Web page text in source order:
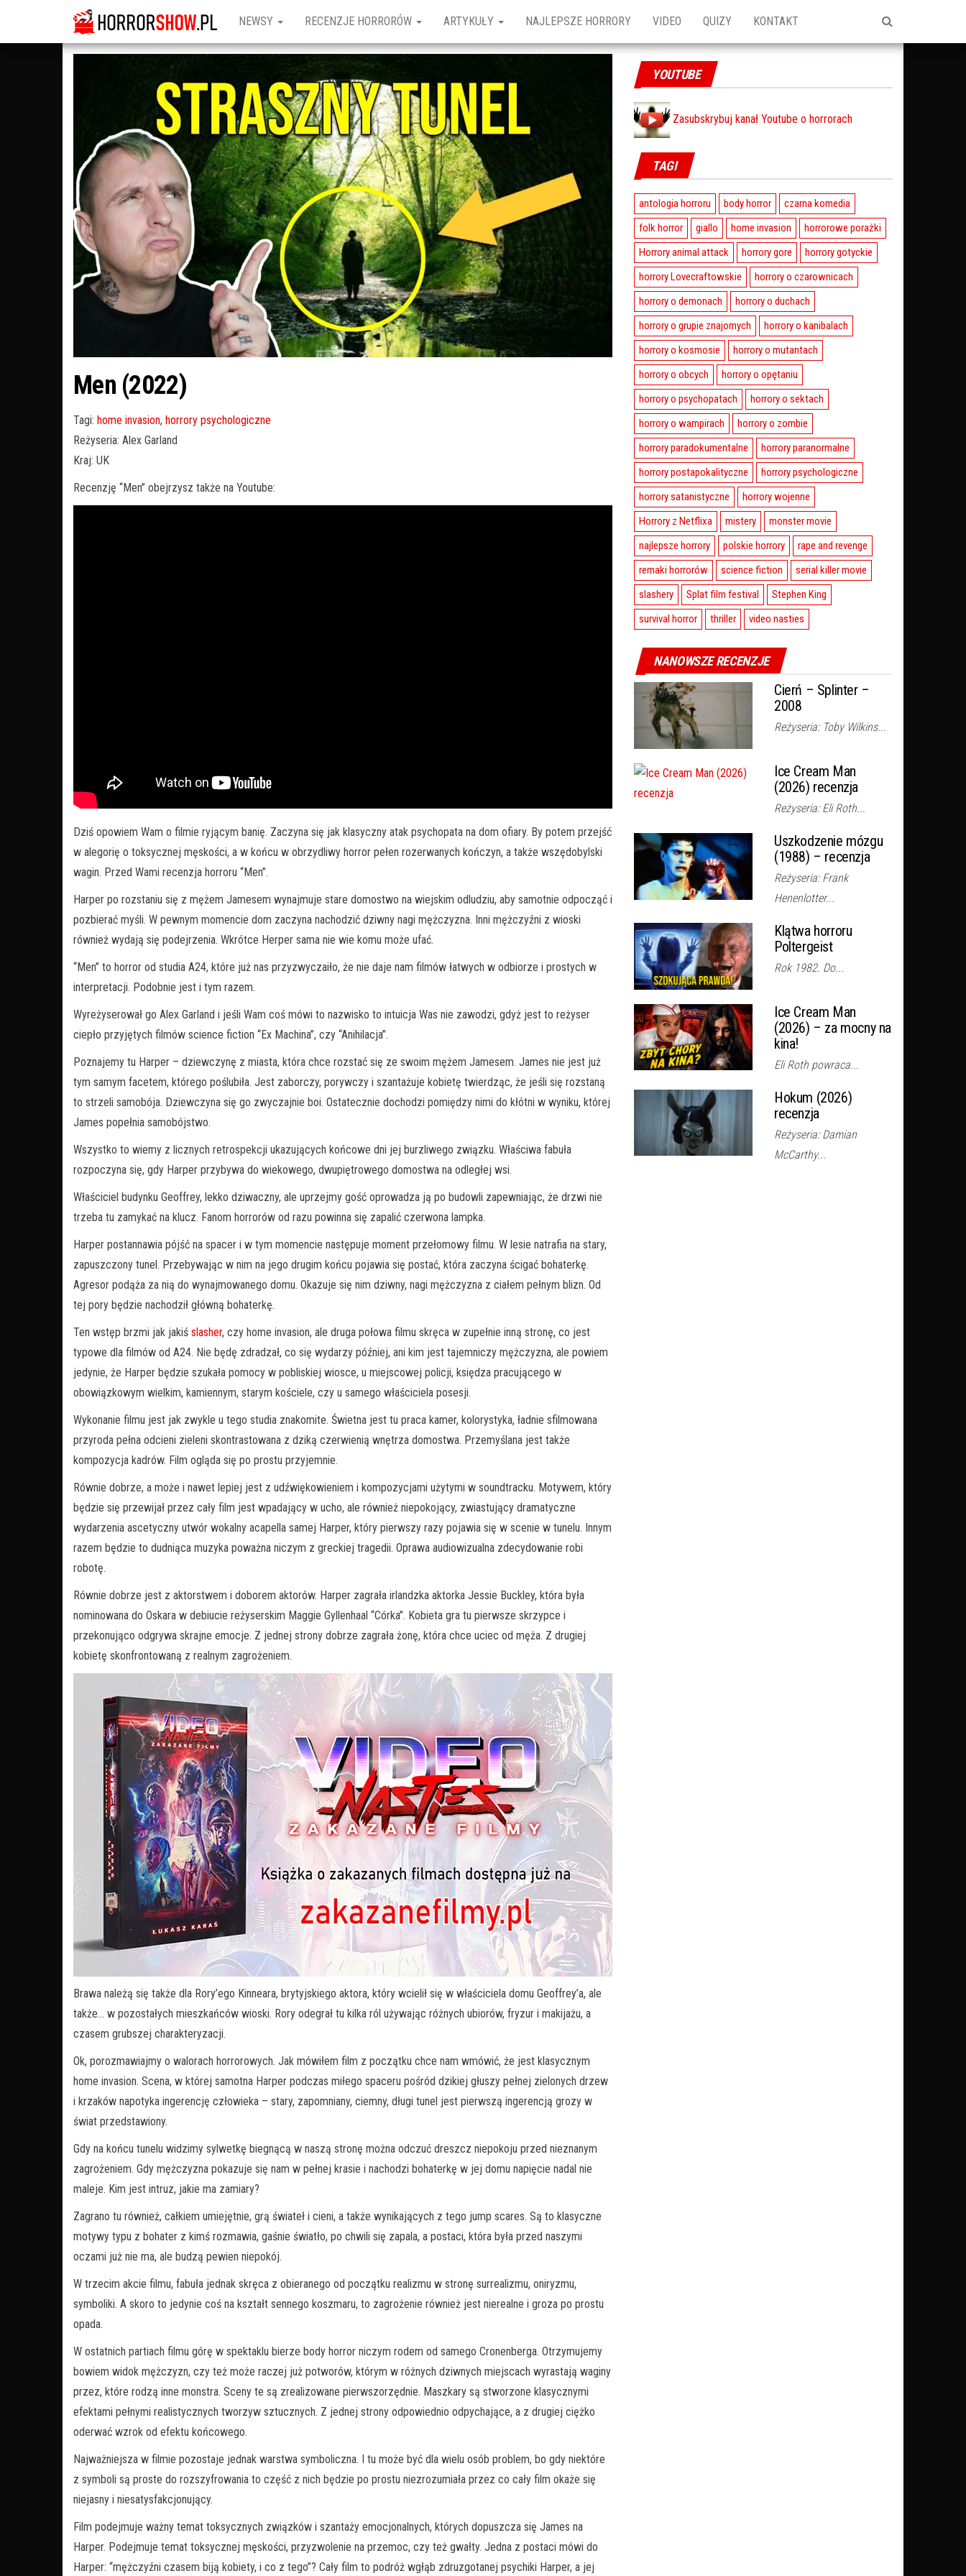
NEWSY RECENZJE HORRORÓW ARTYKUŁY NAJLEPSZE HORRORY VIDEO QUIZY KONTAKT
Men (2022)
Tagi: home invasion, horrory psychologiczne
Reżyseria: Alex Garland
Kraj: UK
Recenzję “Men” obejrzysz także na Youtube:
Dziś opowiem Wam o filmie ryjącym banię. Zaczyna się jak klasyczny atak psychopata na dom ofiary. By potem przejść
w alegorię o toksycznej męskości, a w końcu w obrzydliwy horror pełen rozerwanych kończyn, a także wszędobylski
wagin. Przed Wami recenzja horroru “Men”.
Harper po rozstaniu się z mężem Jamesem wynajmuje stare domostwo na wiejskim odludziu, aby samotnie odpocząć i
pozbierać myśli. W pewnym momencie dom zaczyna nachodzić dziwny nagi mężczyzna. Inni mężczyźni z wioski
również wydają się podejrzenia. Wkrótce Herper sama nie wie komu może ufać.
“Men” to horror od studia A24, które już nas przyzwyczaiło, że nie daje nam filmów łatwych w odbiorze i prostych w
interpretacji. Podobnie jest i tym razem.
Wyreżyserował go Alex Garland i jeśli Wam coś mówi to nazwisko to intuicja Was nie zawodzi, gdyż jest to reżyser
ciepło przyjętych filmów science fiction “Ex Machina”, czy “Anihilacja”.
Poznajemy tu Harper – dziewczynę z miasta, która chce rozstać się ze swoim mężem Jamesem. James nie jest już
tym samym facetem, którego poślubiła. Jest zaborczy, porywczy i szantażuje kobietę twierdząc, że jeśli się rozstaną
to strzeli samobója. Dziewczyna się go zwyczajnie boi. Ostatecznie dochodzi pomiędzy nimi do kłótni w wyniku, której
James popełnia samobójstwo.
Wszystko to wiemy z licznych retrospekcji ukazujących końcowe dni jej burzliwego związku. Właściwa fabuła
rozpoczyna się, gdy Harper przybywa do wiekowego, dwupiętrowego domostwa na odległej wsi.
Właściciel budynku Geoffrey, lekko dziwaczny, ale uprzejmy gość oprowadza ją po budowli zapewniając, że drzwi nie
trzeba tu zamykać na klucz. Fanom horrorów od razu powinna się zapalić czerwona lampka.
Harper postannawia pójść na spacer i w tym momencie następuje moment przełomowy filmu. W lesie natrafia na stary,
zapuszczony tunel. Przebywając w nim na jego drugim końcu pojawia się postać, która zaczyna ścigać bohaterkę.
Agresor podąża za nią do wynajmowanego domu. Okazuje się nim dziwny, nagi mężczyzna z ciałem pełnym blizn. Od
tej pory będzie nachodził główną bohaterkę.
Ten wstęp brzmi jak jakiś slasher, czy home invasion, ale druga połowa filmu skręca w zupełnie inną stronę, co jest
typowe dla filmów od A24. Nie będę zdradzał, co się wydarzy później, ani kim jest tajemniczy mężczyzna, ale powiem
jedynie, że Harper będzie szukała pomocy w pobliskiej wiosce, u miejscowej policji, księdza pracującego w
obowiązkowym wielkim, kamiennym, starym kościele, czy u samego właściciela posesji.
Wykonanie filmu jest jak zwykle u tego studia znakomite. Świetna jest tu praca kamer, kolorystyka, ładnie sfilmowana
przyroda pełna odcieni zieleni skontrastowana z dziką czerwienią wnętrza domostwa. Przemyślana jest także
kompozycja kadrów. Film ogląda się po prostu przyjemnie.
Równie dobrze, a może i nawet lepiej jest z udźwiękowieniem i kompozycjami użytymi w soundtracku. Motywem, który
będzie się przewijał przez cały film jest wpadający w ucho, ale również niepokojący, zwiastujący dramatyczne
wydarzenia ascetyczny utwór wokalny acapella samej Harper, który pierwszy razy pojawia się w scenie w tunelu. Innym
razem będzie to dudniąca muzyka poważna niczym z greckiej tragedii. Oprawa audiowizualna zdecydowanie robi
robotę.
Równie dobrze jest z aktorstwem i doborem aktorów. Harper zagrała irlandzka aktorka Jessie Buckley, która była
nominowana do Oskara w debiucie reżyserskim Maggie Gyllenhaal “Córka”. Kobieta gra tu pierwsze skrzypce i
przekonująco odgrywa skrajne emocje. Z jednej strony dobrze zagrała żonę, która chce uciec od męża. Z drugiej
kobietę skonfrontowaną z realnym zagrożeniem.
Brawa należą się także dla Rory’ego Kinneara, brytyjskiego aktora, który wcielił się w właściciela domu Geoffrey’a, ale
także… w pozostałych mieszkańców wioski. Rory odegrał tu kilka ról używając różnych ubiorów, fryzur i makijażu, a
czasem grubszej charakteryzacji.
Ok, porozmawiajmy o walorach horrorowych. Jak mówiłem film z początku chce nam wmówić, że jest klasycznym
home invasion. Scena, w której samotna Harper podczas miłego spaceru pośród dzikiej głuszy pełnej zielonych drzew
i krzaków napotyka ingerencję człowieka – stary, zapomniany, ciemny, długi tunel jest pierwszą ingerencją grozy w
świat przedstawiony.
Gdy na końcu tunelu widzimy sylwetkę biegnącą w naszą stronę można odczuć dreszcz niepokoju przed nieznanym
zagrożeniem. Gdy mężczyzna pokazuje się nam w pełnej krasie i nachodzi bohaterkę w jej domu napięcie nadal nie
maleje. Kim jest intruz, jakie ma zamiary?
Zagrano tu również, całkiem umiejętnie, grą świateł i cieni, a także wynikających z tego jump scares. Są to klasyczne
motywy typu z bohater z kimś rozmawia, gaśnie światło, po chwili się zapala, a postaci, która była przed naszymi
oczami już nie ma, ale budzą pewien niepokój.
W trzecim akcie filmu, fabuła jednak skręca z obieranego od początku realizmu w stronę surrealizmu, oniryzmu,
symboliki. A skoro to jedynie coś na kształt sennego koszmaru, to zagrożenie również jest nierealne i groza po prostu
opada.
W ostatnich partiach filmu górę w spektaklu bierze body horror niczym rodem od samego Cronenberga. Otrzymujemy
bowiem widok mężczyzn, czy też może raczej już potworów, którym w różnych dziwnych miejscach wyrastają waginy
przez, które rodzą inne monstra. Sceny te są zrealizowane pierwszorzędnie. Maszkary są stworzone klasycznymi
efektami pełnymi realistycznych tworzyw sztucznych. Z jednej strony odpowiednio odpychające, a z drugiej ciężko
oderwać wzrok od efektu końcowego.
Najważniejsza w filmie pozostaje jednak warstwa symboliczna. I tu może być dla wielu osób problem, bo gdy niektóre
z symboli są proste do rozszyfrowania to część z nich będzie po prostu niezrozumiała przez co cały film okaże się
niejasny i niesatysfakcjonujący.
Film podejmuje ważny temat toksycznych związków i szantaży emocjonalnych, których dopuszcza się James na
Harper. Podejmuje temat toksycznej męskości, przyzwolenie na przemoc, czy też gwałty. Jedna z postaci mówi do
Harper: “mężczyźni czasem biją kobiety, i co z tego”? Cały film to podróż wgłąb zdruzgotanej psychiki Harper, a jej
YOUTUBE
Zasubskrybuj kanał Youtube o horrorach
TAGI
antologia horroru body horror
czarna komedia
folk horror
giallo home invasion
horrorowe porażki
Horrory animal attack
horrory gore
horrory gotyckie
horrory Lovecraftowskie
horrory o czarownicach
horrory o demonach
horrory o duchach
horrory o grupie znajomych
horrory o kanibalach
horrory o kosmosie
horrory o mutantach
horrory o obcych
horrory o opętaniu
horrory o psychopatach
horrory o sektach
horrory o wampirach
horrory o zombie
horrory paradokumentalne
horrory paranormalne
horrory postapokalityczne
horrory psychologiczne
horrory satanistyczne
horrory wojenne
Horrory z Netflixa
mistery
monster movie
najlepsze horrory
polskie horrory
rape and revenge
remaki horrorów
science fiction
serial killer movie
slashery
Splat film festival
Stephen King
survival horror
thriller video nasties
NANOWSZE RECENZJE
Cierń – Splinter –
2008
Reżyseria: Toby Wilkins...
Ice Cream Man
(2026) recenzja
Reżyseria: Eli Roth...
Uszkodzenie mózgu
(1988) – recenzja
Reżyseria: Frank
Henenlotter...
Klątwa horroru
Poltergeist
Rok 1982. Do...
Ice Cream Man
(2026) – za mocny na
kina!
Eli Roth powraca...
Hokum (2026)
recenzja
Reżyseria: Damian
McCarthy...